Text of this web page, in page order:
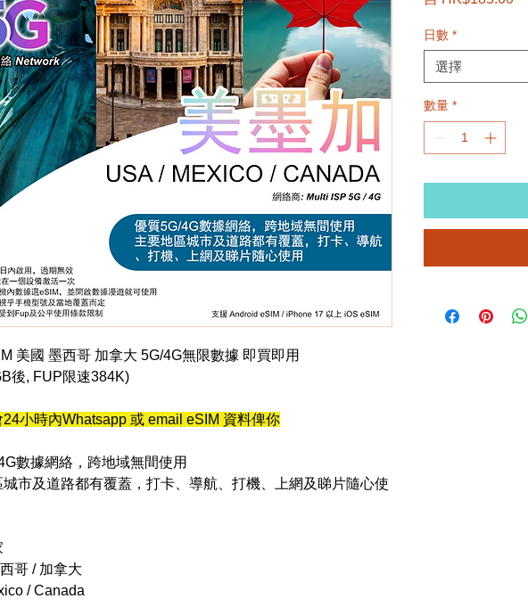
美國 墨西哥 加拿大 5G/4G無限數據 即買即用
後, FUP限速384K)
小時內Whatsapp 或 email eSIM 資料俾你
數據網絡，跨地域無間使用
城市及道路都有覆蓋，打卡、導航、打機、上網及睇片隨心使
哥 / 加拿大
/ Canada
格
日數 *
選擇
數量 *